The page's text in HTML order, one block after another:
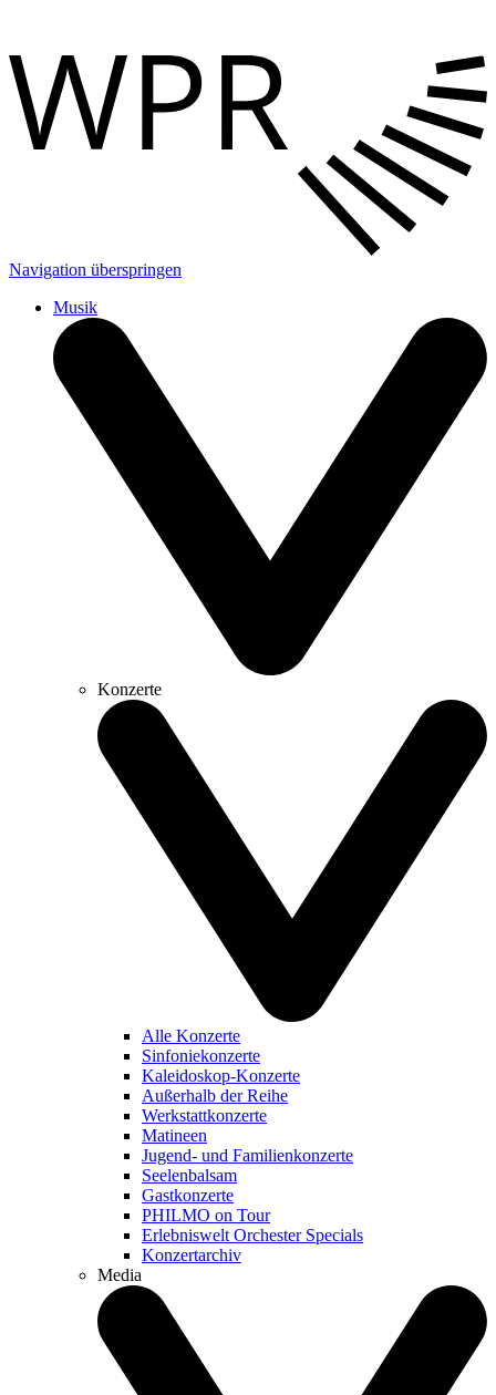
Navigation überspringen
Musik
Konzerte
Alle Konzerte
Sinfoniekonzerte
Kaleidoskop-Konzerte
Außerhalb der Reihe
Werkstattkonzerte
Matineen
Jugend- und Familienkonzerte
Seelenbalsam
Gastkonzerte
PHILMO on Tour
Erlebniswelt Orchester Specials
Konzertarchiv
Media